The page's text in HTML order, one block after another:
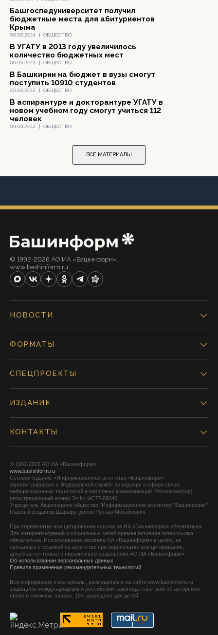
06.06.2014 | ОБЩЕСТВО
Башгоспедуниверситет получил
бюджетные места для абитуриентов
Крыма
06.05.2013 | ОБЩЕСТВО
В УГАТУ в 2013 году увеличилось
количество бюджетных мест
20.06.2012 | ОБЩЕСТВО
В Башкирии на бюджет в вузы смогут
поступить 10910 студентов
09.06.2012 | ОБЩЕСТВО
В аспирантуре и докторантуре УГАТУ в
новом учебном году смогут учиться 112
человек
ВСЕ МАТЕРИАЛЫ
© 1992-2026 АО ИА «Башинформ».
www.bashinform.ru
НОВОСТИ
ФОРМАТЫ
СПЕЦПРОЕКТЫ
ИЗДАНИЕ
КОНТАКТЫ
© 1992-2026 АО ИА «Башинформ».
www.bashinform.ru
Сетевое издание «Информационное агентство «Башинформ»
зарегистрировано в Федеральной службе по надзору в сфере связи,
информационных технологий и массовых коммуникаций (Роскомнадзор),
регистрационный номер Эл № ФС77-88040
Учредитель Акционерное общество "Информационное агентство "Башинформ"
Главный редактор Шарафутдинов Руслан Михайлович
При перепечатке или цитировании ссылка на ИА «Башинформ» обязательна.
Для интернет-изданий и социальных сетей прямая активная гиперссылка
обязательна. Использование логотипа ИА «Башинформ» в целях, не
связанных с ссылкой на агентство при перепечатке или цитировании,
допускается только с письменного разрешения АО ИА «Башинформ».
Об использовании персональных данных
Правила применения рекомендательных технологий
Вся информация и материалы, размещенные на сайте www.bashinform.ru
защищены международным и российским законодательством об авторском
праве и смежных правах. 18+ запрещено для детей.